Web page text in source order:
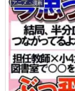
アニメ・漫画